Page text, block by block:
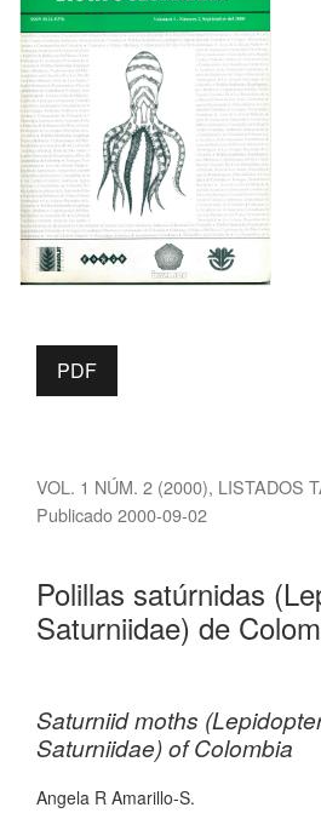
VOL. 1 NÚM. 2 (2000), LISTADOS
Polillas satúrnidas
Saturniidae) de
Saturniid moths
Saturniidae) of Colombia
Publicado 2000-09-02
Angela R Amarillo-S.
PDF